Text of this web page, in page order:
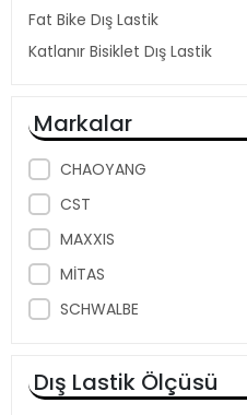
Fat Bike Dış Lastik
Katlanır Bisiklet Dış Lastik
Markalar
CHAOYANG
CST
MAXXIS
MİTAS
SCHWALBE
Dış Lastik Ölçüsü